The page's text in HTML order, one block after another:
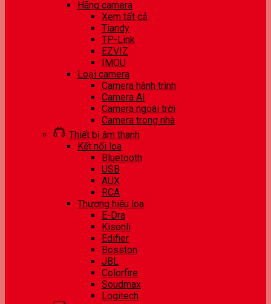
Hãng camera
Xem tất cả
Tiandy
TP-Link
EZVIZ
IMOU
Loại camera
Camera hành trình
Camera AI
Camera ngoài trời
Camera trong nhà
Thiết bị âm thanh
Kết nối loa
Bluetooth
USB
AUX
RCA
Thương hiệu loa
E-Dra
Kisonli
Edifier
Bosston
JBL
Colorfire
Soudmax
Logitech